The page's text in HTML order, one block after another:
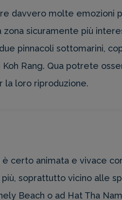
davvero molte emozioni
zona sicuramente più
pinnacoli sottomarini,
Rang. Qua potrete
la loro riproduzione.
è certo animata e vivace
soprattutto vicino alle
Beach o ad Hat Tha